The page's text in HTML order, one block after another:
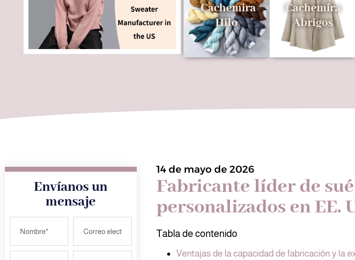
Cachemira
Hilo
Cachemira
Abrigos
Envíanos un
mensaje
14 de mayo de 2026
Fabricante líder de
personalizados en EE.
Tabla de contenido
Ventajas de la capacidad de fabricación y la